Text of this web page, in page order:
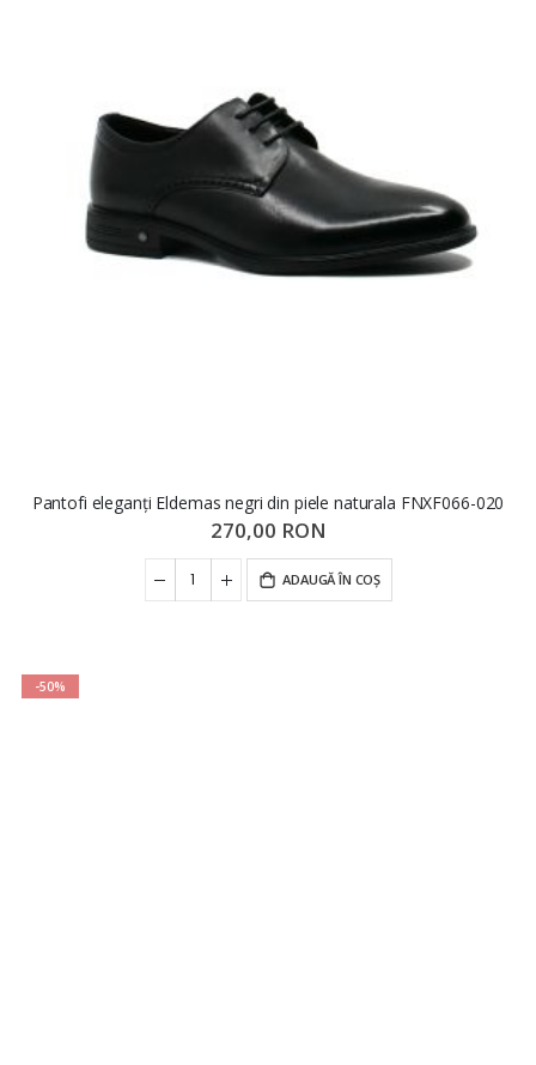
Pantofi eleganți Eldemas negri din piele naturala FNXF066-020
270,00 RON
ADAUGĂ ÎN COȘ
-50%